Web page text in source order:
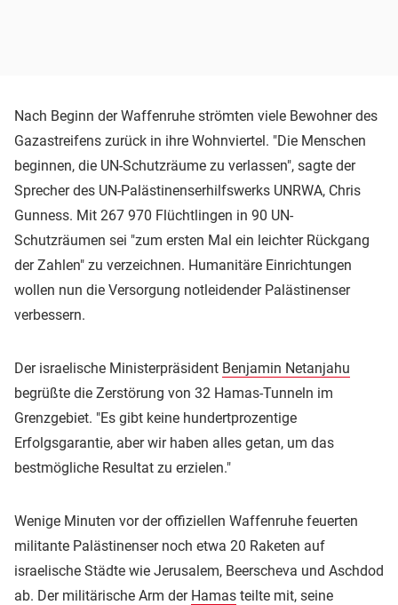
Nach Beginn der Waffenruhe strömten viele Bewohner des
Gazastreifens zurück in ihre Wohnviertel. "Die Menschen
beginnen, die UN-Schutzräume zu verlassen", sagte der
Sprecher des UN-Palästinenserhilfswerks UNRWA, Chris
Gunness. Mit 267 970 Flüchtlingen in 90 UN-
Schutzräumen sei "zum ersten Mal ein leichter Rückgang
der Zahlen" zu verzeichnen. Humanitäre Einrichtungen
wollen nun die Versorgung notleidender Palästinenser
verbessern.
Der israelische Ministerpräsident Benjamin Netanjahu
begrüßte die Zerstörung von 32 Hamas-Tunneln im
Grenzgebiet. "Es gibt keine hundertprozentige
Erfolgsgarantie, aber wir haben alles getan, um das
bestmögliche Resultat zu erzielen."
Wenige Minuten vor der offiziellen Waffenruhe feuerten
militante Palästinenser noch etwa 20 Raketen auf
israelische Städte wie Jerusalem, Beerscheva und Aschdod
ab. Der militärische Arm der Hamas teilte mit, seine